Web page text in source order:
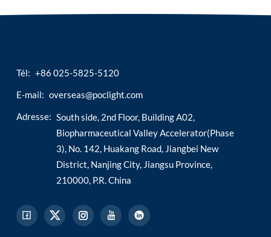
Tél: +86 025-5825-5120
E-mail: overseas@poclight.com
Adresse: South side, 2nd Floor, Building A02,
Biopharmaceutical Valley Accelerator(Phase
3), No. 142, Huakang Road, Jiangbei New
District, Nanjing City, Jiangsu Province,
210000, P.R. China